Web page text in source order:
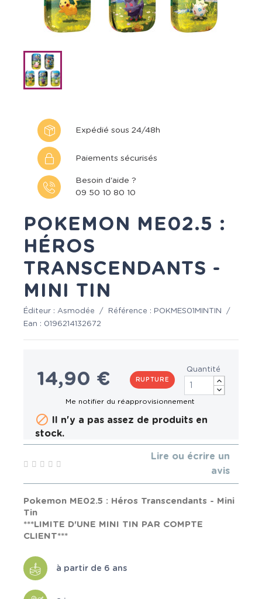
Expédié sous 24/48h
Paiements sécurisés
Besoin d'aide ?
09 50 10 80 10
POKEMON ME02.5 :
HÉROS
TRANSCENDANTS -
MINI TIN
Éditeur : Asmodée / Référence : POKMES01MINTIN
/
Ean : 0196214132672
14,90 € RUPTURE
Quantité
 Il n'y a pas assez de produits en
stock.
Lire ou écrire un
avis
Pokemon ME02.5 : Héros Transcendants - Mini
Tin
***LIMITE D'UNE MINI TIN PAR COMPTE
CLIENT***
à partir de 6 ans